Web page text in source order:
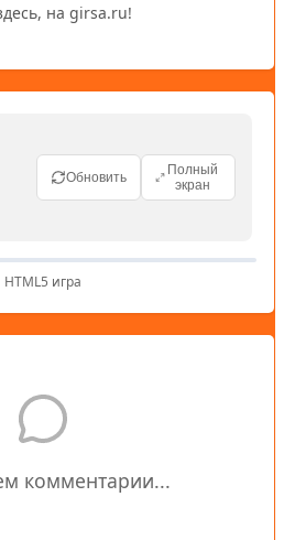
на girsa.ru!
Обновить
Полный
экран
HTML5 игра
комментарии...